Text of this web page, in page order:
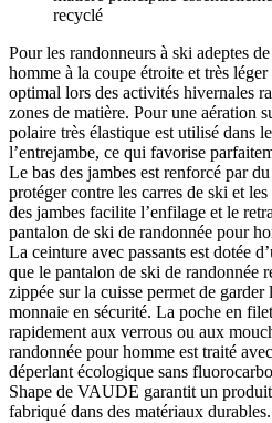
recyclé
Pour les randonneurs à ski adeptes
homme à la coupe étroite et très
optimal lors des activités hivernales
zones de matière. Pour une aération
polaire très élastique est utilisé dans
l’entrejambe, ce qui favorise
Le bas des jambes est renforcé par
protéger contre les carres de ski et
des jambes facilite l’enfilage et le
pantalon de ski de randonnée pour
La ceinture avec passants est dotée
que le pantalon de ski de randonnée
zippée sur la cuisse permet de
monnaie en sécurité. La poche en
rapidement aux verrous ou aux
randonnée pour homme est traité
déperlant écologique sans
Shape de VAUDE garantit un
fabriqué dans des matériaux durables.